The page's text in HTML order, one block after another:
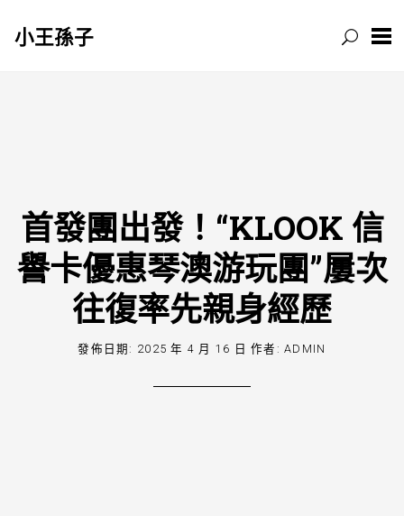
小王孫子
首發團出發！“KLOOK 信
譽卡優惠琴澳游玩團”屢次
往復率先親身經歷
發佈日期: 2025 年 4 月 16 日 作者:ADMIN